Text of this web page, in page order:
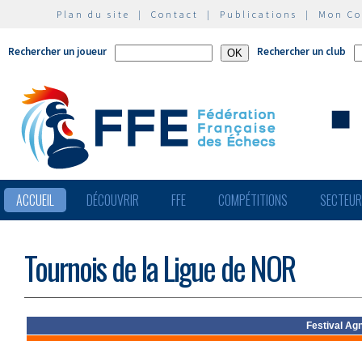
Plan du site | Contact | Publications | Mon
Rechercher un joueur Rechercher un club
ACCUEIL DÉCOUVRIR FFE COMPÉTITIONS
Tournois de la Ligue de NOR
Festival